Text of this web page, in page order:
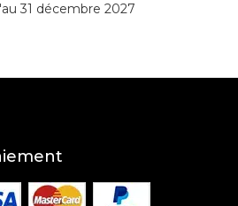
31 décembre 2027